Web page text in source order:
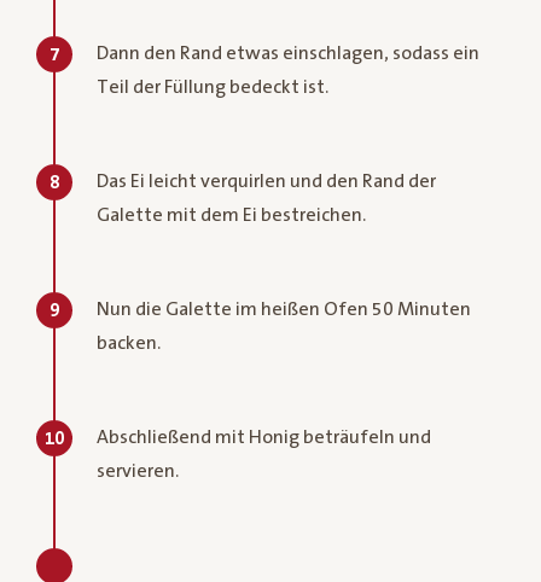
7
Dann den Rand etwas einschlagen, sodass ein
Teil der Füllung bedeckt ist.
8
Das Ei leicht verquirlen und den Rand der
Galette mit dem Ei bestreichen.
9
Nun die Galette im heißen Ofen 50 Minuten
backen.
10
Abschließend mit Honig beträufeln und
servieren.